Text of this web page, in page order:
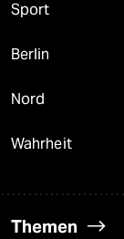
Sport
Berlin
Nord
Wahrheit
Themen